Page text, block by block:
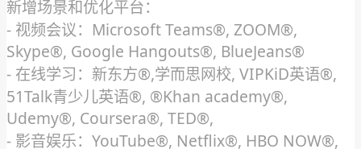
新增场景和优化平台：
- 视频会议：Microsoft Teams®, ZOOM®,
Skype®, Google Hangouts®, BlueJeans®
- 在线学习：新东方®,学而思网校, VIPKiD英语®,
51Talk青少儿英语®, ®Khan academy®,
Udemy®, Coursera®, TED®,
- 影音娱乐：YouTube®, Netflix®, HBO NOW®,